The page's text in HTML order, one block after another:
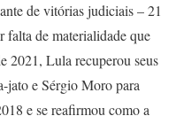
de vitórias judiciais – 21
falta de materialidade que
2021, Lula recuperou seus
jato e Sérgio Moro para
e se reafirmou como a